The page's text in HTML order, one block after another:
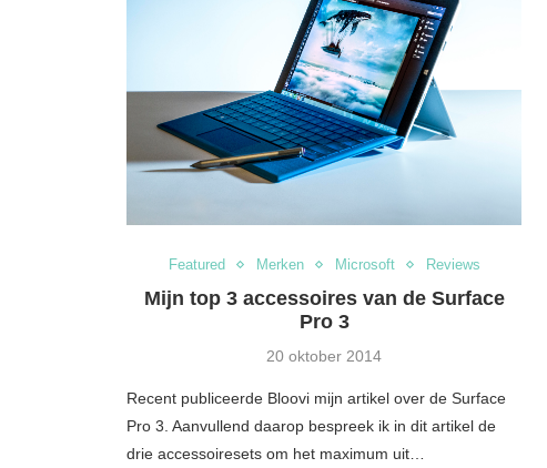
Featured Merken Microsoft Reviews
Mijn top 3 accessoires van de Surface
Pro 3
20 oktober 2014
Recent publiceerde Bloovi mijn artikel over de Surface
Pro 3. Aanvullend daarop bespreek ik in dit artikel de
drie accessoiresets om het maximum uit…